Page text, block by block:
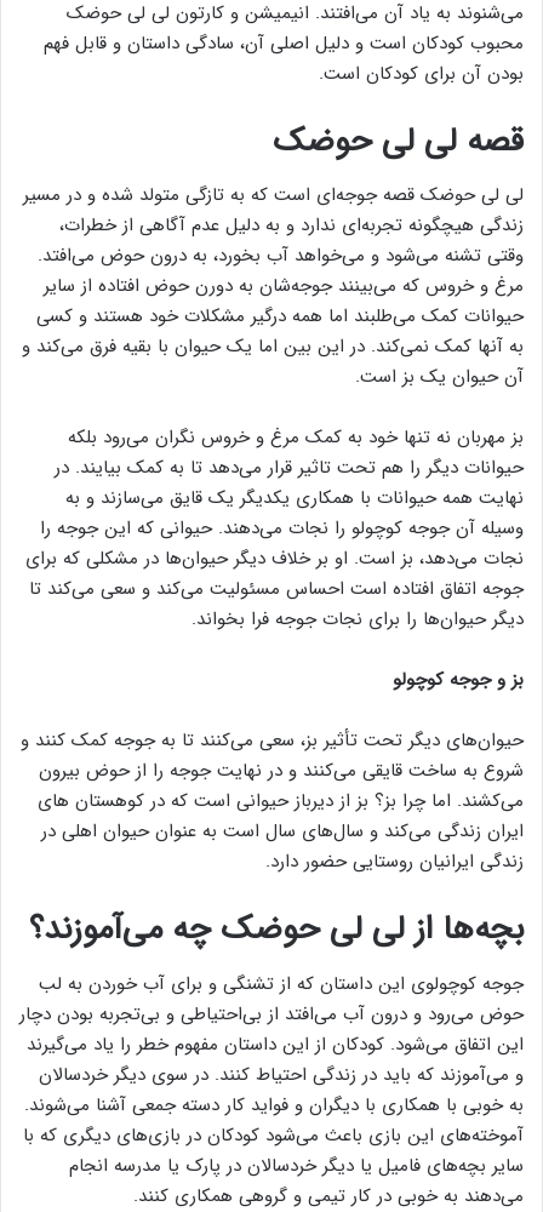
می‌شنوند به یاد آن می‌افتند. انیمیشن و کارتون لی لی حوضک
محبوب کودکان است و دلیل اصلی آن، سادگی داستان و قابل فهم
بودن آن برای کودکان است.
قصه لی لی حوضک
لی لی حوضک قصه جوجه‌ای است که به تازگی متولد شده و در مسیر
زندگی هیچگونه تجربه‌ای ندارد و به دلیل عدم آگاهی از خطرات،
وقتی تشنه می‌شود و می‌خواهد آب بخورد، به درون حوض می‌افتد.
مرغ و خروس که می‌بینند جوجه‌شان به دورن حوض افتاده از سایر
حیوانات کمک می‌طلبند اما همه درگیر مشکلات خود هستند و کسی
به آنها کمک نمی‌کند. در این بین اما یک حیوان با بقیه فرق می‌کند و
آن حیوان یک بز است.
بز مهربان نه تنها خود به کمک مرغ و خروس نگران می‌رود بلکه
حیوانات دیگر را هم تحت تاثیر قرار می‌دهد تا به کمک بیایند. در
نهایت همه حیوانات با همکاری یکدیگر یک قایق می‌سازند و به
وسیله آن جوجه کوچولو را نجات می‌دهند. حیوانی که این جوجه را
نجات می‌دهد، بز است. او بر خلاف دیگر حیوان‌ها در مشکلی که برای
جوجه اتفاق افتاده است احساس مسئولیت می‌کند و سعی می‌کند تا
دیگر حیوان‌ها را برای نجات جوجه فرا بخواند.
بز و جوجه کوچولو
حیوان‌های دیگر تحت تأثیر بز، سعی می‌کنند تا به جوجه کمک کنند و
شروع به ساخت قایقی می‌کنند و در نهایت جوجه را از حوض بیرون
می‌کشند. اما چرا بز؟ بز از دیرباز حیوانی است که در کوهستان های
ایران زندگی می‌کند و سال‌های سال است به عنوان حیوان اهلی در
زندگی ایرانیان روستایی حضور دارد.
بچه‌ها از لی لی حوضک چه می‌آموزند؟
جوجه کوچولوی این داستان که از تشنگی و برای آب خوردن به لب
حوض می‌رود و درون آب می‌افتد از بی‌احتیاطی و بی‌تجربه بودن دچار
این اتفاق می‌شود. کودکان از این داستان مفهوم خطر را یاد می‌گیرند
و می‌آموزند که باید در زندگی احتیاط کنند. در سوی دیگر خردسالان
به خوبی با همکاری با دیگران و فواید کار دسته جمعی آشنا می‌شوند.
آموخته‌های این بازی باعث می‌شود کودکان در بازی‌های دیگری که با
سایر بچه‌های فامیل یا دیگر خردسالان در پارک یا مدرسه انجام
می‌دهند به خوبی در کار تیمی و گروهی همکاری کنند.